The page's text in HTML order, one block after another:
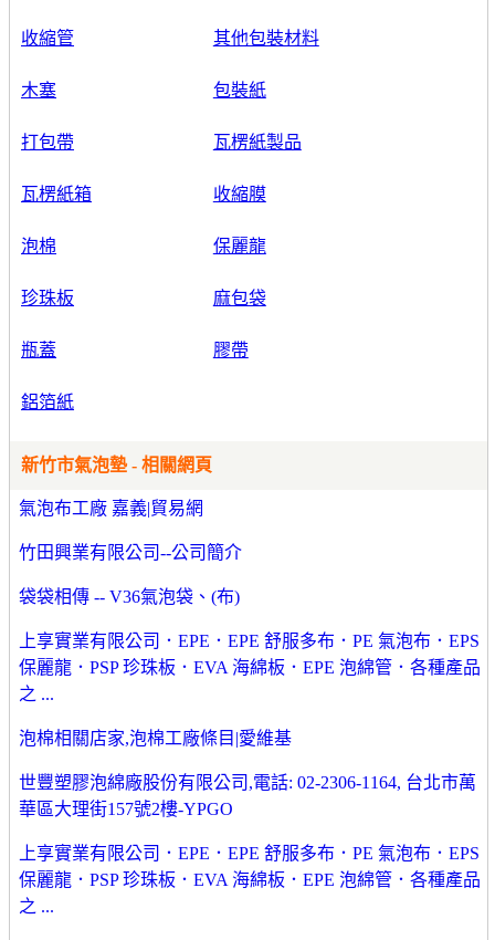
收縮管 其他包裝材料
木塞 包裝紙
打包帶 瓦楞紙製品
瓦楞紙箱 收縮膜
泡棉 保麗龍
珍珠板 麻包袋
瓶蓋 膠帶
鋁箔紙
新竹市氣泡墊 - 相關網頁
氣泡布工廠 嘉義|貿易網
竹田興業有限公司--公司簡介
袋袋相傳 -- V36氣泡袋、(布)
上享實業有限公司．EPE．EPE 舒服多布．PE 氣泡布．EPS
保麗龍．PSP 珍珠板．EVA 海綿板．EPE 泡綿管．各種產品
之 ...
泡棉相關店家,泡棉工廠條目|愛維基
世豐塑膠泡綿廠股份有限公司,電話: 02-2306-1164, 台北市萬
華區大理街157號2樓-YPGO
上享實業有限公司．EPE．EPE 舒服多布．PE 氣泡布．EPS
保麗龍．PSP 珍珠板．EVA 海綿板．EPE 泡綿管．各種產品
之 ...